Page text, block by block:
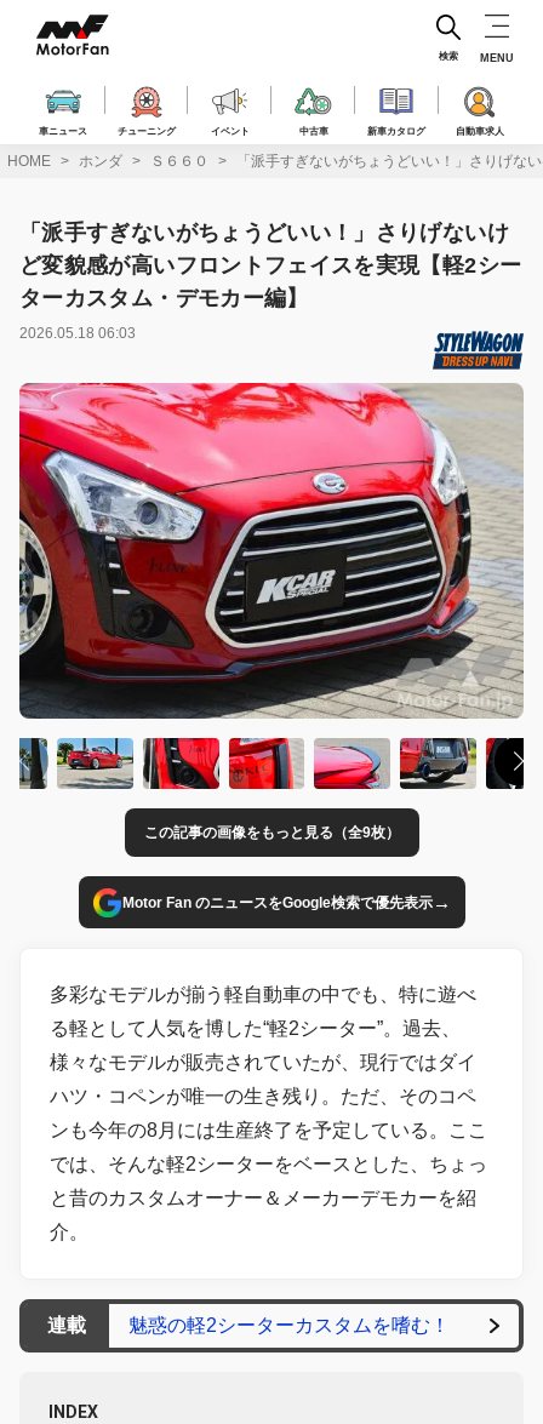
ス
車ニュース チューニング イベント 中古車 新車カタログ 自動車求人
検索 MENU
HOME ホンダ Ｓ６６０ 「派手すぎないがちょうどいい！」さりげな
「派手すぎないがちょうどいい！」さりげないけ
ど変貌感が高いフロントフェイスを実現【軽2シー
ターカスタム・デモカー編】
2026.05.18 06:03
この記事の画像をもっと見る（全9枚）
Motor Fan のニュースをGoogle検索で優先表示→
多彩なモデルが揃う軽自動車の中でも、特に遊べ
る軽として人気を博した“軽2シーター”。過去、
様々なモデルが販売されていたが、現行ではダイ
ハツ・コペンが唯一の生き残り。ただ、そのコペ
ンも今年の8月には生産終了を予定している。ここ
では、そんな軽2シーターをベースとした、ちょっ
と昔のカスタムオーナー＆メーカーデモカーを紹
介。
連載 魅惑の軽2シーターカスタムを嗜む！
INDEX